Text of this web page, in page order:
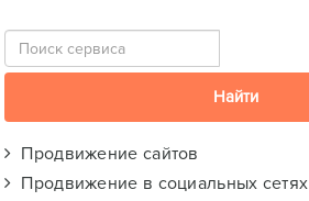
Продвижение сайтов
Продвижение в социальных сетях